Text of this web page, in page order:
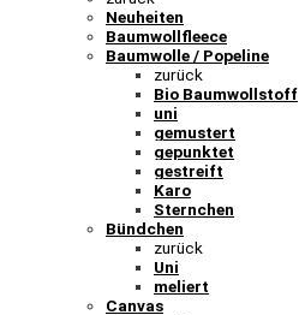
Neuheiten
Baumwollfleece
Baumwolle / Popeline
zurück
Bio Baumwollstoff
uni
gemustert
gepunktet
gestreift
Karo
Sternchen
Bündchen
zurück
Uni
meliert
Canvas